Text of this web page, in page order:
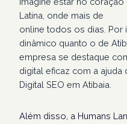
Latina, onde mais de
online todos os dias. Por
dinâmico quanto o de
empresa se destaque
digital eficaz com a ajuda
Digital SEO em Atibaia.
Além disso, a Humans